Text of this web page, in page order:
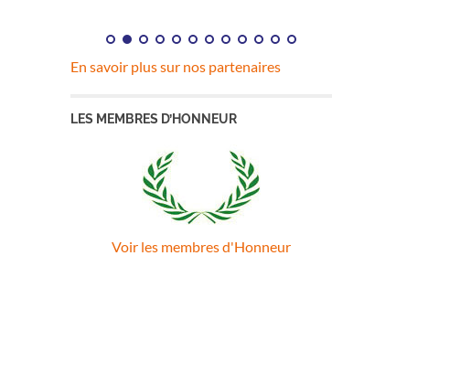
En savoir plus sur nos partenaires
LES MEMBRES D’HONNEUR
Voir les membres d'Honneur